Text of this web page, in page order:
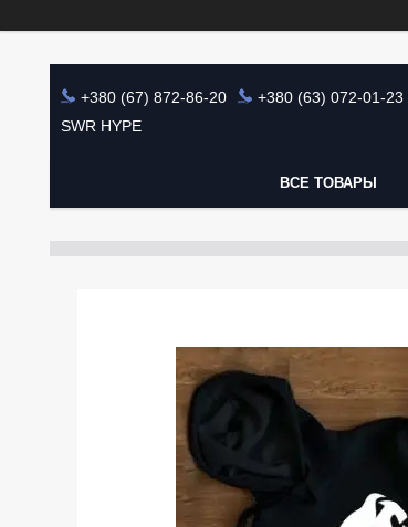
+380 (67) 872-86-20
+380 (63) 072-01-23
SWR HYPE
ВСЕ ТОВАРЫ